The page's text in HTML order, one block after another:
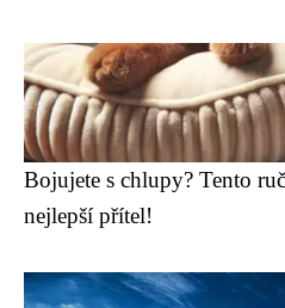
Bojujete s chlupy? Tento
nejlepší přítel!